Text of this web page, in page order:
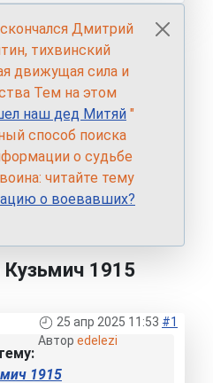
Дмитрий
тихвинский
движущая сила и
Тем на этом
наш дед Митяй "
способ поиска
о судьбе
читайте тему
о воевавших?
1915
25 апр 2025 11:53 #1
Автор edelezi
1915